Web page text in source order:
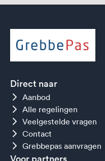
Direct naar
Aanbod
Alle regelingen
Veelgestelde vragen
Contact
Grebbepas aanvragen